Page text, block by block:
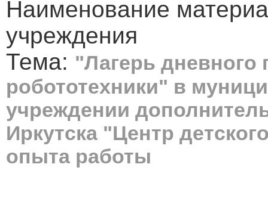
Наименование
учреждения
Тема: "Лагерь
робототехники" в
учреждении
Иркутска "Центр
опыта работы